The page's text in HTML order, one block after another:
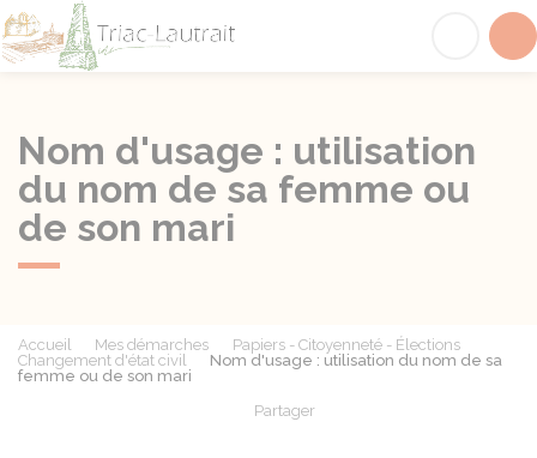
Nom d'usage : utilisation
du nom de sa femme ou
de son mari
Accueil Mes démarches
Papiers - Citoyenneté - Élections
Changement d'état civil
Nom d'usage : utilisation du nom de sa
femme ou de son mari
Partager